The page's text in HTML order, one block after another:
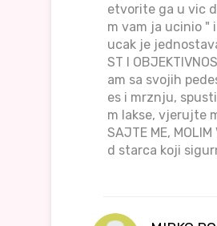
etvorite ga u vic
m vam ja ucinio "
ucak je
ST I
am sa svojih
es i mrznju,
m lakse, vjerujte
SAJTE ME,
d starca koji